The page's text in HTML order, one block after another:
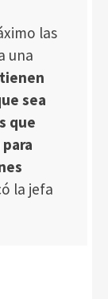
las
una
sea
que
la jefa